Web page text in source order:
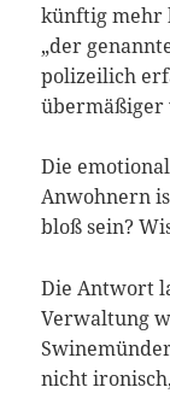
künftig mehr
„der
polizeilich
übermäßiger
Die
Anwohnern
bloß sein?
Die Antwort
Verwaltung
nicht